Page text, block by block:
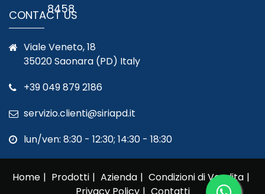
8458
CONTACT US
Viale Veneto, 18
35020 Saonara (PD) Italy
+39 049 879 2186
servizio.clienti@siriapd.it
lun/ven: 8:30 - 12:30; 14:30 - 18:30
Home Prodotti Azienda
Condizioni di Vendita